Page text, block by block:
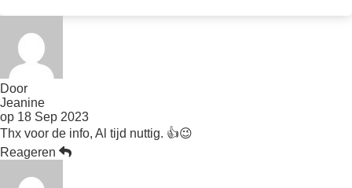
Door
Jeanine
op 18 Sep 2023
Thx voor de info, Al tijd nuttig. 👍😉
Reageren